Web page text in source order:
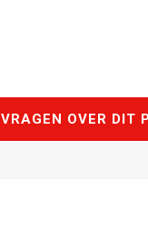
VRAGEN OVER DIT